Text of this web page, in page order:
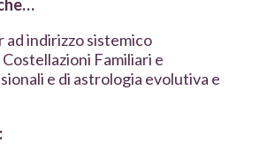
ad indirizzo sistemico
Costellazioni Familiari e
e di astrologia evolutiva e